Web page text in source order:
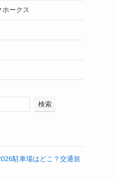
ホークス
検索
駐車場はどこ？交通規